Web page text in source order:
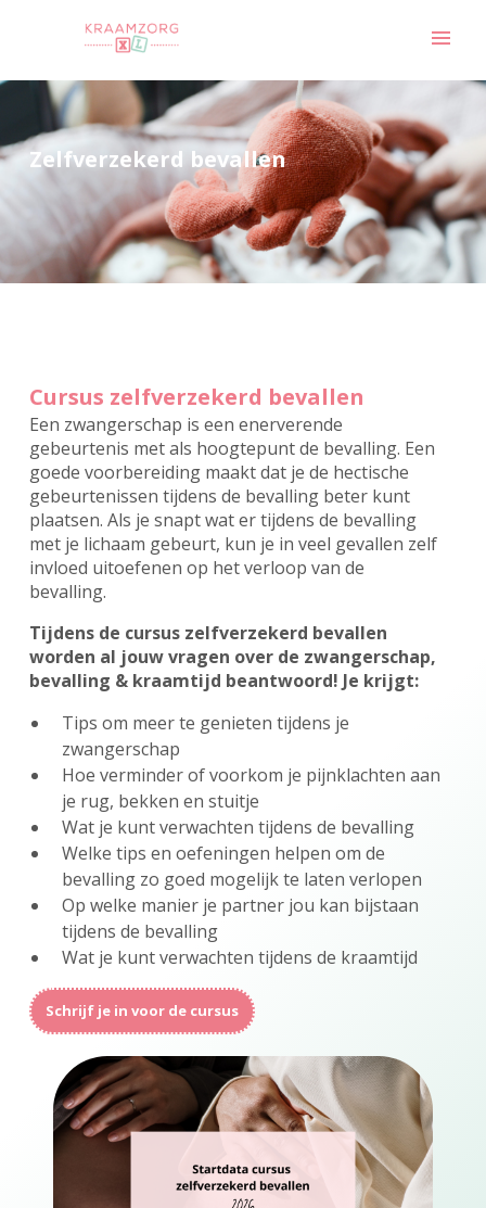
Zelfverzekerd bevallen
De beste zorg
voor moeder en baby...
Aanmelden Contact
Kinderen thuis?
Geen probleem!
Aanmelden Contact
Cursus zelfverzekerd bevallen
Een zwangerschap is een enerverende
gebeurtenis met als hoogtepunt de bevalling. Een
goede voorbereiding maakt dat je de hectische
gebeurtenissen tijdens de bevalling beter kunt
plaatsen. Als je snapt wat er tijdens de bevalling
met je lichaam gebeurt, kun je in veel gevallen zelf
invloed uitoefenen op het verloop van de
bevalling.
Tijdens de cursus zelfverzekerd bevallen
worden al jouw vragen over de zwangerschap,
bevalling & kraamtijd beantwoord! Je krijgt:
Tips om meer te genieten tijdens je
zwangerschap
Hoe verminder of voorkom je pijnklachten aan
je rug, bekken en stuitje
Wat je kunt verwachten tijdens de bevalling
Welke tips en oefeningen helpen om de
bevalling zo goed mogelijk te laten verlopen
Op welke manier je partner jou kan bijstaan
tijdens de bevalling
Wat je kunt verwachten tijdens de kraamtijd
Schrijf je in voor de cursus